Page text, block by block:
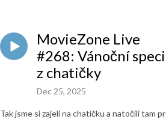
MovieZone Live
#268: Vánoční
z chatičky
Dec 25, 2025
Tak jsme si zajeli na chatičku a natočili tam